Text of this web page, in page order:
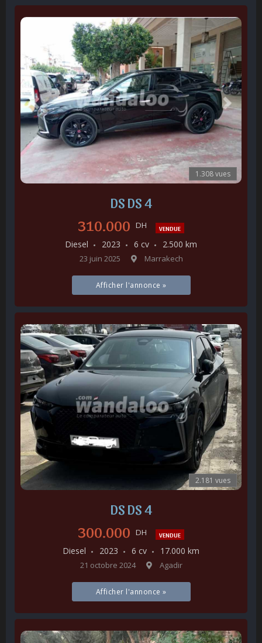
1.308 vues
DS DS 4
310.000 DH VENDUE
Diesel 2023 6 cv 2.500 km
23 juin 2025 Marrakech
Afficher l'annonce »
2.181 vues
DS DS 4
300.000 DH VENDUE
Diesel 2023 6 cv 17.000 km
21 octobre 2024 Agadir
Afficher l'annonce »